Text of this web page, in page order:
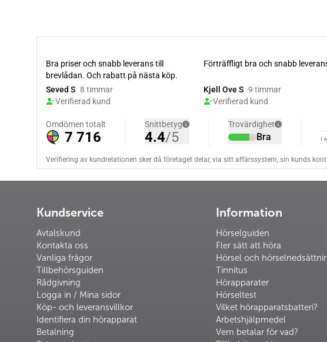
Kundservice
Avtalskund
Kontakta oss
Vanliga frågor
Tillbehörsguiden
Rådgivning
Logga in / Mina sidor
Köp- och leveransvillkor
Identifiera din hörapparat
Betalning
Information
Hörselguiden
Fler sätt att höra
Hörsel och
Tinnitus
Hörapparater
Hörseltest
Vilket hörapparatsbatteri?
Arbetshjälpmedel
Vem betalar för vad?